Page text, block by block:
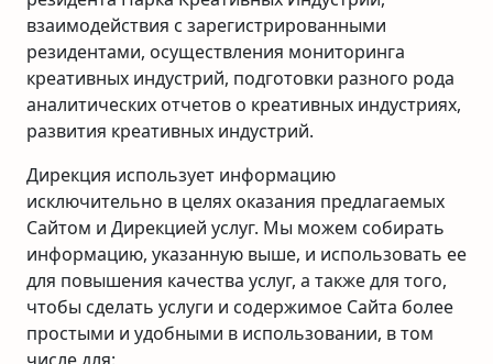
взаимодействия с зарегистрированными
резидентами, осуществления мониторинга
креативных индустрий, подготовки разного рода
аналитических отчетов о креативных индустриях,
развития креативных индустрий.
Дирекция использует информацию
исключительно в целях оказания предлагаемых
Сайтом и Дирекцией услуг. Мы можем собирать
информацию, указанную выше, и использовать ее
для повышения качества услуг, а также для того,
чтобы сделать услуги и содержимое Сайта более
простыми и удобными в использовании, в том